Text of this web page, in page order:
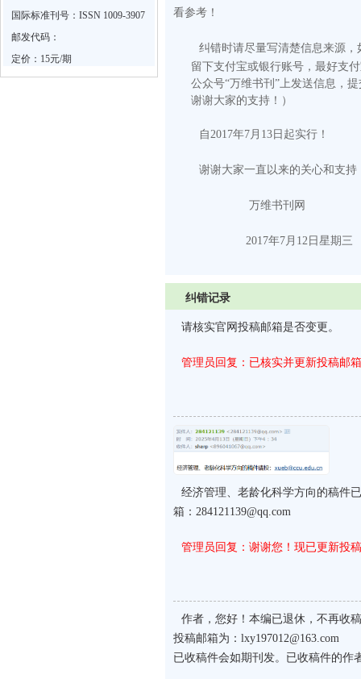
国际标准刊号：ISSN 1009-3907
邮发代码：
定价：15元/期
看参考！
纠错时请尽量写清楚信息来源
留下支付宝或银行账号，最好支
公众号“万维书刊”上发送信息，
谢谢大家的支持！）
自2017年7月13日起实行！
谢谢大家一直以来的关心和支持
万维书刊网
2017年7月 12 日 星期三
纠错记录
请核实官网投稿邮箱是否变更。
管理员回复：已核实并更新投稿邮
经济管理、老龄化科学方向的稿件
箱：284121139@qq.com
管理员回复：谢谢您！现已更新投
作者，您好！本编已退休，不再收
投稿邮箱为：lxy197012@163.com
已收稿件会如期刊发。已收稿件的作